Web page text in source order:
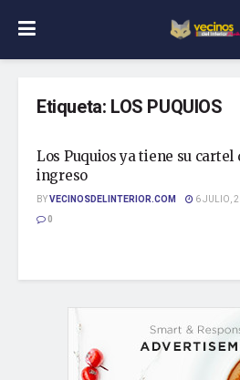
Etiqueta: LOS PUQUIOS
Los Puquios ya tiene su cartel
ingreso
BYVECINOSDELINTERIOR.COM
6 JULIO,
0